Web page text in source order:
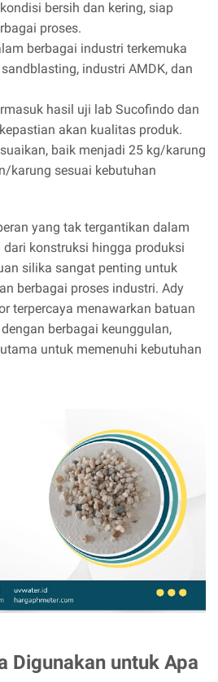
bersih dan kering, siap
proses.
berbagai industri terkemuka
sandblasting, industri AMDK, dan
hasil uji lab Sucofindo dan
akan kualitas produk.
baik menjadi 25 kg/karung
karung sesuai kebutuhan
yang tak tergantikan dalam
konstruksi hingga produksi
silika sangat penting untuk
berbagai proses industri. Ady
terpercaya menawarkan batuan
berbagai keunggulan,
untuk memenuhi kebutuhan
Digunakan untuk Apa